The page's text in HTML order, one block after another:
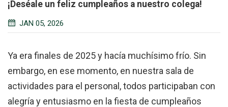
¡Deséale un feliz cumpleaños a nuestro colega!
JAN 05, 2026
Ya era finales de 2025 y hacía muchísimo frío. Sin
embargo, en ese momento, en nuestra sala de
actividades para el personal, todos participaban con
alegría y entusiasmo en la fiesta de cumpleaños